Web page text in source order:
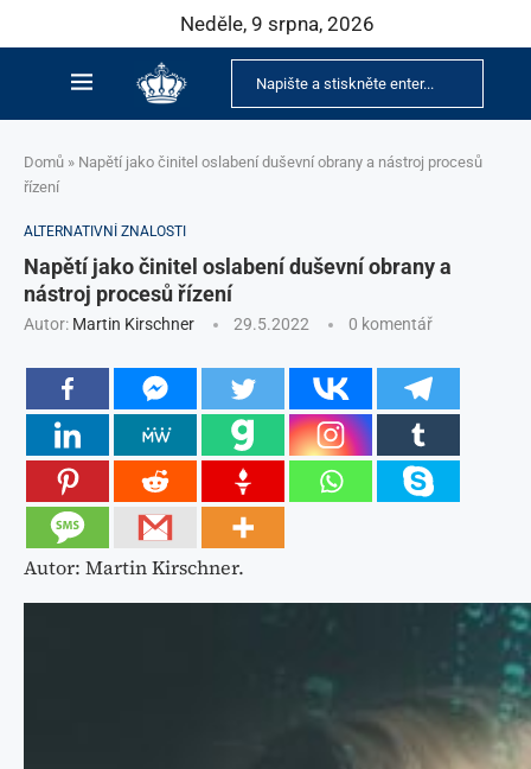
Neděle, 9 srpna, 2026
Domů » Napětí jako činitel oslabení duševní obrany a nástroj procesů
řízení
ALTERNATIVNÍ ZNALOSTI
Napětí jako činitel oslabení duševní obrany a
nástroj procesů řízení
Autor: Martin Kirschner 29.5.2022 0 komentář
Autor: Martin Kirschner.